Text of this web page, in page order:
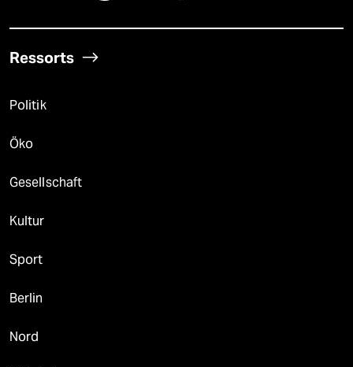
Ressorts
Politik
Öko
Gesellschaft
Kultur
Sport
Berlin
Nord